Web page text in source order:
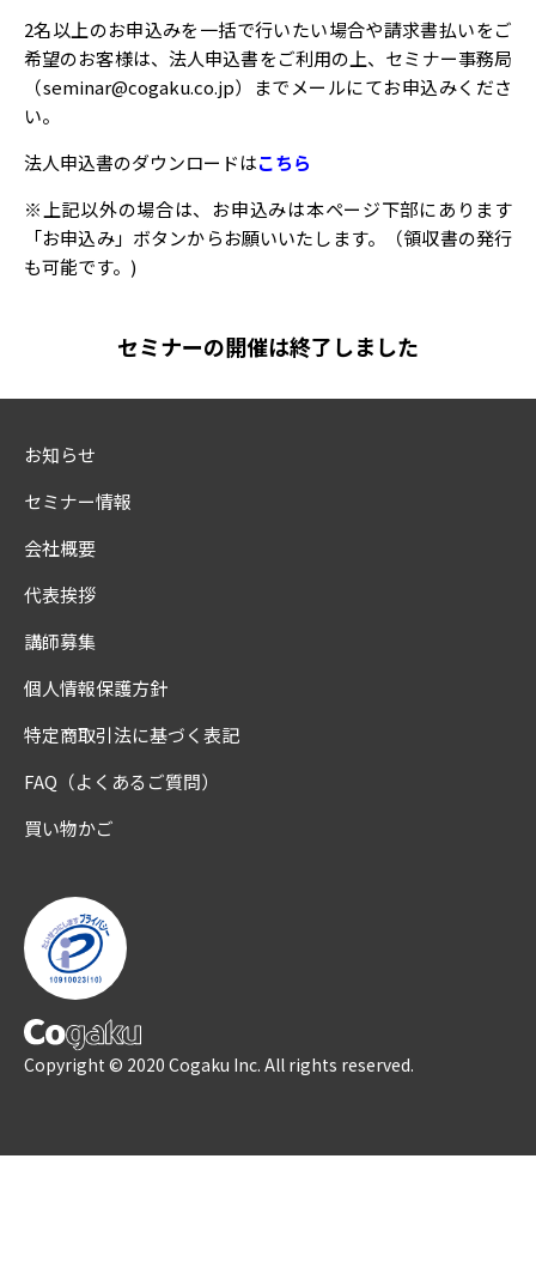
2名以上のお申込みを一括で行いたい場合や請求書払いをご
希望のお客様は、法人申込書をご利用の上、セミナー事務局
（seminar@cogaku.co.jp）までメールにてお申込みくださ
い。
法人申込書のダウンロードはこちら
※上記以外の場合は、お申込みは本ページ下部にあります
「お申込み」ボタンからお願いいたします。（領収書の発行
も可能です。)
セミナーの開催は終了しました
お知らせ
セミナー情報
会社概要
代表挨拶
講師募集
個人情報保護方針
特定商取引法に基づく表記
FAQ（よくあるご質問）
買い物かご
Copyright © 2020 Cogaku Inc. All rights reserved.